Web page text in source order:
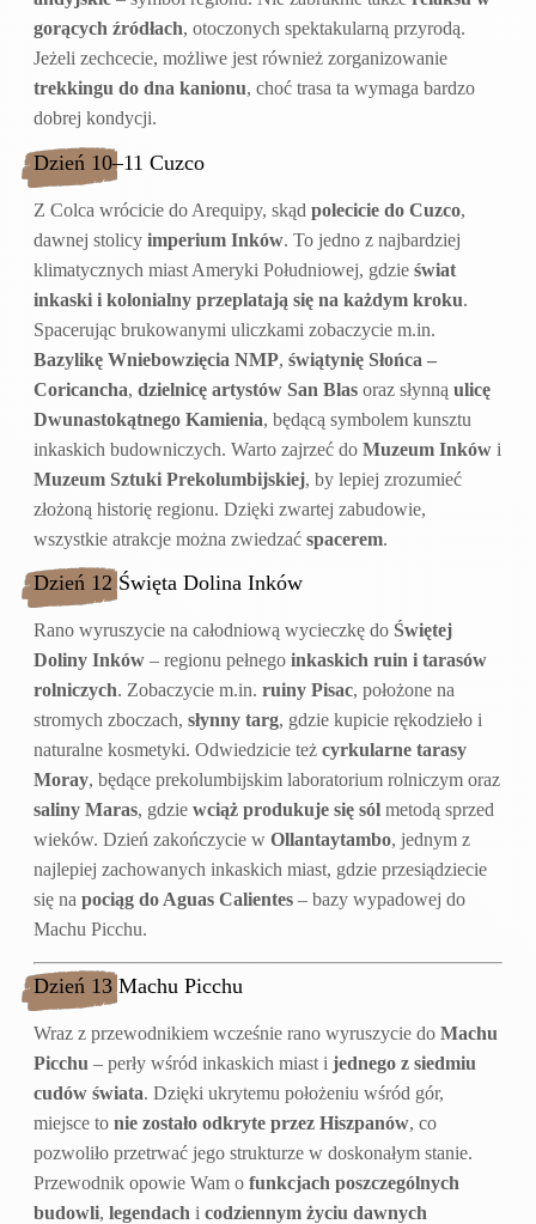
gorących źródłach, otoczonych spektakularną przyrodą.
Jeżeli zechcecie, możliwe jest również zorganizowanie
trekkingu do dna kanionu, choć trasa ta wymaga bardzo
dobrej kondycji.
Dzień 10–11 Cuzco
Z Colca wrócicie do Arequipy, skąd polecicie do Cuzco,
dawnej stolicy imperium Inków. To jedno z najbardziej
klimatycznych miast Ameryki Południowej, gdzie świat
inkaski i kolonialny przeplatają się na każdym kroku.
Spacerując brukowanymi uliczkami zobaczycie m.in.
Bazylikę Wniebowzięcia NMP, świątynię Słońca –
Coricancha, dzielnicę artystów San Blas oraz słynną ulicę
Dwunastokątnego Kamienia, będącą symbolem kunsztu
inkaskich budowniczych. Warto zajrzeć do Muzeum Inków i
Muzeum Sztuki Prekolumbijskiej, by lepiej zrozumieć
złożoną historię regionu. Dzięki zwartej zabudowie,
wszystkie atrakcje można zwiedzać spacerem.
Dzień 12 Święta Dolina Inków
Rano wyruszycie na całodniową wycieczkę do Świętej
Doliny Inków – regionu pełnego inkaskich ruin i tarasów
rolniczych. Zobaczycie m.in. ruiny Pisac, położone na
stromych zboczach, słynny targ, gdzie kupicie rękodzieło i
naturalne kosmetyki. Odwiedzicie też cyrkularne tarasy
Moray, będące prekolumbijskim laboratorium rolniczym oraz
saliny Maras, gdzie wciąż produkuje się sól metodą sprzed
wieków. Dzień zakończycie w Ollantaytambo, jednym z
najlepiej zachowanych inkaskich miast, gdzie przesiądziecie
się na pociąg do Aguas Calientes – bazy wypadowej do
Machu Picchu.
Dzień 13 Machu Picchu
Wraz z przewodnikiem wcześnie rano wyruszycie do Machu
Picchu – perły wśród inkaskich miast i jednego z siedmiu
cudów świata. Dzięki ukrytemu położeniu wśród gór,
miejsce to nie zostało odkryte przez Hiszpanów, co
pozwoliło przetrwać jego strukturze w doskonałym stanie.
Przewodnik opowie Wam o funkcjach poszczególnych
budowli, legendach i codziennym życiu dawnych